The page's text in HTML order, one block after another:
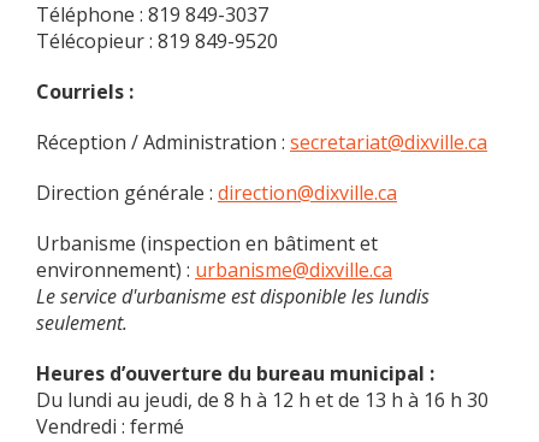
Téléphone : 819 849-3037
Télécopieur : 819 849-9520
Courriels :
Réception / Administration : secretariat@dixville.ca
Direction générale : direction@dixville.ca
Urbanisme (inspection en bâtiment et
environnement) : urbanisme@dixville.ca
Le service d'urbanisme est disponible les lundis
seulement.
Heures d’ouverture du bureau municipal :
Du lundi au jeudi, de 8 h à 12 h et de 13 h à 16 h 30
Vendredi : fermé